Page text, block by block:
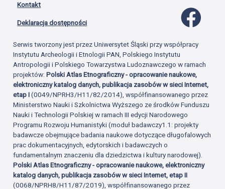
Kontakt
Deklaracja dostępności
Serwis tworzony jest przez Uniwersytet Śląski przy współpracy
Instytutu Archeologii i Etnologii PAN, Polskiego Instytutu
Antropologii i Polskiego Towarzystwa Ludoznawczego w ramach
projektów:Polski Atlas Etnograficzny - opracowanie naukowe,
elektroniczny katalog danych, publikacja zasobów w sieci Internet,
etap I(0049/NPRH3/H11/82/2014), współfinansowanego przez
Ministerstwo Nauki i Szkolnictwa Wyższego ze środków Funduszu
Nauki i Technologii Polskiej w ramach III edycji Narodowego
Programu Rozwoju Humanistyki (moduł badawczy1.1: projekty
badawcze obejmujące badania naukowe dotyczące długofalowych
prac dokumentacyjnych, edytorskich i badawczych o
fundamentalnym znaczeniu dla dziedzictwa i kultury narodowej).
Polski Atlas Etnograficzny - opracowanie naukowe, elektroniczny
katalog danych, publikacja zasobów w sieci Internet, etap II
(0068/NPRH8/H11/87/2019), współfinansowanego przez